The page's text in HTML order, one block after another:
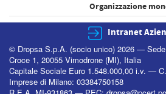
Organizzazione
Intranet
© Dropsa S.p.A. (socio unico) 2026 — Sede
Croce 1, 20055 Vimodrone (MI), Italia
Capitale Sociale Euro 1.548.000,00 i.v. —
Imprese di Milano: 03384750158